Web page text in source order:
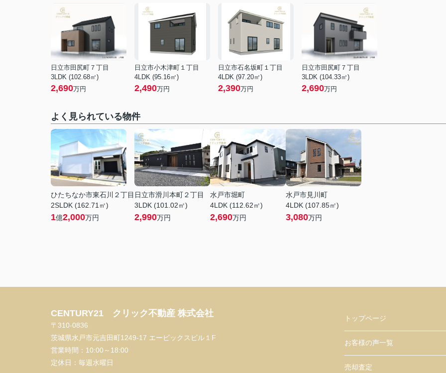
日立市田尻町７丁目
3LDK (102.68㎡)
2,690万円
日立市小木津町１丁目
4LDK (95.16㎡)
2,490万円
日立市石名坂町１丁目
4LDK (97.20㎡)
2,390万円
日立市田尻町７丁目
3LDK (104.33㎡)
2,690万円
よく見られている物件
ひたちなか市東石川２丁目
2SLDK (162.71㎡)
1億2,000万円
日立市滑川本町２丁目
3LDK (101.02㎡)
2,990万円
水戸市堀町
4LDK (112.62㎡)
2,690万円
水戸市見川町
4LDK (107.85㎡)
3,080万円
CENTURY21 クリック不動産 株式会社
〒310-0836
茨城県水戸市元吉田町1249-17 エービックスビル１F
営業時間： 10:00～18:00
定休日： 毎週水曜日
トップページ
お客様の声一覧
売却査定